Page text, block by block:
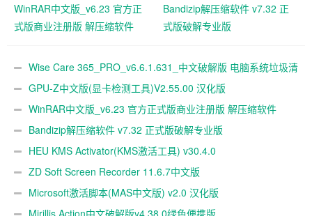
WinRAR中文版_v6.23 官方正
式版商业注册版 解压缩软件
Bandizip解压缩软件 v7.32 正
式版破解专业版
Wise Care 365_PRO_v6.6.1.631_中文破解版 电脑系统垃圾清
理软件GPU-Z中文版(显卡检测工具)V2.55.00 汉化版
WinRAR中文版_v6.23 官方正式版商业注册版 解压缩软件
Bandizip解压缩软件 v7.32 正式版破解专业版
HEU KMS Activator(KMS激活工具) v30.4.0
ZD Soft Screen Recorder 11.6.7中文版
Microsoft激活脚本(MAS中文版) v2.0 汉化版
Mirillis Action中文破解版v4.38.0绿色便携版